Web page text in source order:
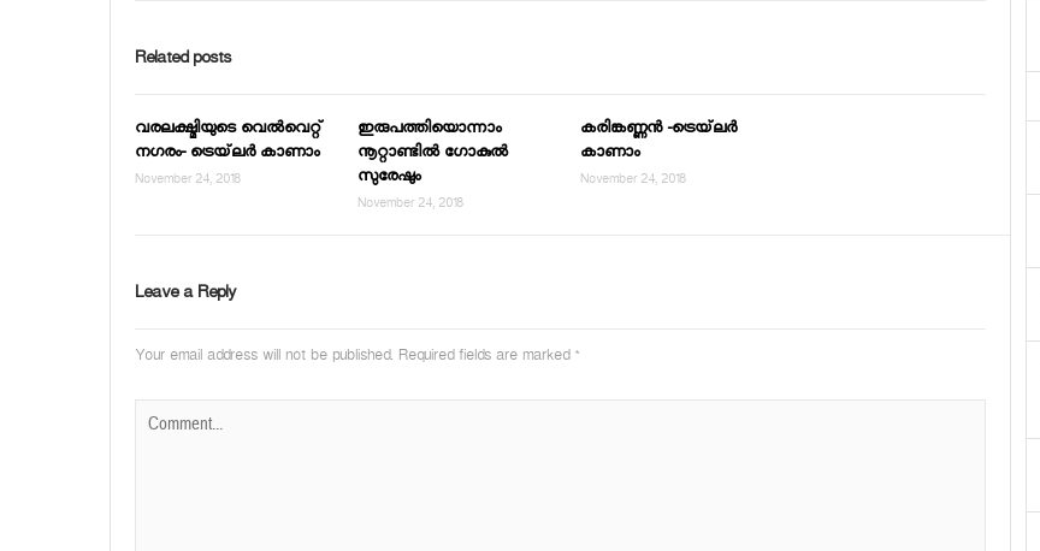
Related posts
വരലക്ഷ്മിയുടെ വെല്‍വെറ്റ്
നഗരം- ട്രെയ്‌ലര്‍ കാണാം
November 24, 2018
ഇരുപത്തിയൊന്നാം
നൂറ്റാണ്ടില്‍ ഗോകുല്‍
സുരേഷും
November 24, 2018
കരിങ്കണ്ണന്‍ -ട്രെയ്‌ലര്‍
കാണാം
November 24, 2018
Leave a Reply
Your email address will not be published. Required fields are marked *